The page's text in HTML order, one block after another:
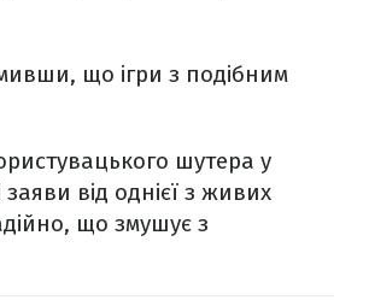
що ігри з подібним
шутера у
від однієї з живих
що змушує з